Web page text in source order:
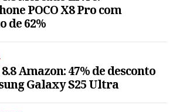
POCO X8 Pro com
de 62%
Amazon: 47% de desconto
Galaxy S25 Ultra